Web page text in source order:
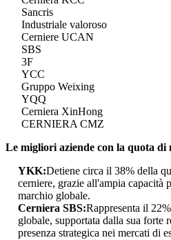
Sancris
Industriale valoroso
Cerniere UCAN
SBS
3F
YCC
Gruppo Weixing
YQQ
Cerniera XinHong
CERNIERA CMZ
Le migliori aziende con la quota di
YKK:Detiene circa il 38% della
cerniere, grazie all'ampia capacità
marchio globale.
Cerniera SBS:Rappresenta il
globale, supportata dalla sua forte
presenza strategica nei mercati di